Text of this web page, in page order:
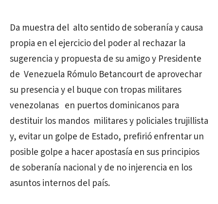
Da muestra del alto sentido de soberanía y causa
propia en el ejercicio del poder al rechazar la
sugerencia y propuesta de su amigo y Presidente
de Venezuela Rómulo Betancourt de aprovechar
su presencia y el buque con tropas militares
venezolanas en puertos dominicanos para
destituir los mandos militares y policiales trujillista
y, evitar un golpe de Estado, prefirió enfrentar un
posible golpe a hacer apostasía en sus principios
de soberanía nacional y de no injerencia en los
asuntos internos del país.